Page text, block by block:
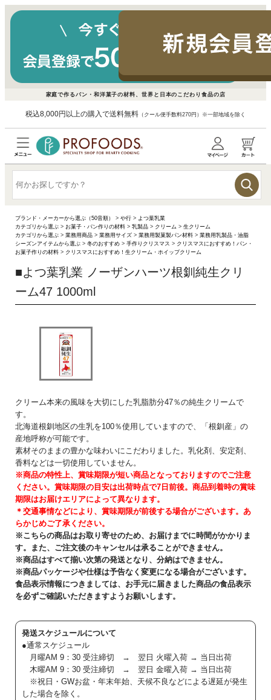
家庭で作るパン・和洋菓子の材料、世界と日本のこだわり食品の店
税込8,000円以上の購入で送料無料 （クール便手数料270円）※一部地域を除く
ブランド・メーカーから選ぶ（50音順） >や行 > よつ葉乳業
カテゴリから選ぶ > お菓子・パン作りの材料 >乳製品 > クリーム >生クリーム
カテゴリから選ぶ >業務用商品 >業務用サイズ >業務用製菓製パン材料 >業務用乳製品・油脂
シーズンアイテムから選ぶ >冬のおすすめ >手作りクリスマス > クリスマスにおすすめ！パン・
お菓子作りの材料 > クリスマスにおすすめ！生クリーム・ホイップクリーム
■よつ葉乳業 ノーザンハーツ根釧純生クリ
ーム47 1000ml
クリーム本来の風味を大切にした乳脂肪分47％の純生クリームで
す。
北海道根釧地区の生乳を100％使用していますので、「根釧産」の
産地呼称が可能です。
素材そのままの豊かな味わいにこだわりました。乳化剤、安定剤、
香料などは一切使用していません。
※商品の特性上、賞味期限が短い商品となっておりますのでご注意
ください。賞味期限の目安は出荷時点で7日前後。商品到着時の賞味
期限はお届けエリアによって異なります。
＊交通事情などにより、賞味期限が前後する場合がございます。あ
らかじめご了承ください。
※こちらの商品はお取り寄せのため、お届けまでに時間がかかりま
す。また、ご注文後のキャンセルは承ることができません。
※商品はすべて揃い次第の発送となり、分納はできません。
※商品パッケージや仕様は予告なく変更になる場合がございます。
食品表示情報につきましては、お手元に届きました商品の食品表示
を必ずご確認いただきますようお願いします。
発送スケジュールについて
●通常スケジュール
月曜AM 9：30 受注締切 → 翌日 火曜入荷 → 当日出荷
木曜AM 9：30 受注締切 → 翌日 金曜入荷 → 当日出荷
※祝日・GWお盆・年末年始、天候不良などによる遅延が発生
した場合を除く。